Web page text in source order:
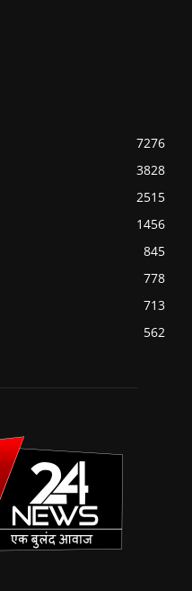
7276
3828
2515
1456
845
778
713
562